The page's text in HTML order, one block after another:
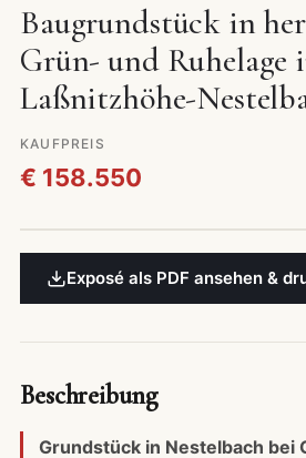
Baugrundstück in
Grün- und Ruhelage
Laßnitzhöhe-
KAUFPREIS
€ 158.550
Exposé als PDF ansehen &
Beschreibung
Grundstück in Nestelbach bei